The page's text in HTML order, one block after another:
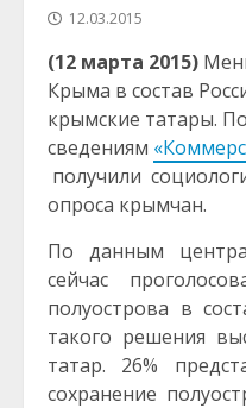
12.03.2015
(12 марта 2015)
Крыма в состав
крымские татары. По
сведениям
получили
опроса крымчан.
По данным
сейчас
полуострова в
такого решения
татар. 26%
сохранение